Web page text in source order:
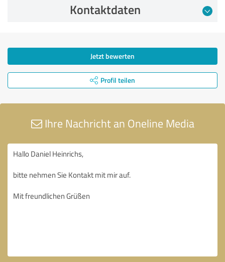
Kontaktdaten
Jetzt bewerten
Profil teilen
Ihre Nachricht an Oneline Media